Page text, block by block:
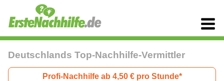
Deutschlands Top-Nachhilfe-Vermittler
Profi-Nachhilfe ab 4,50 € pro Stunde*